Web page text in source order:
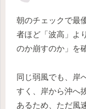
朝のチェックで最
者ほど「波高」よ
のか崩すのか」を
同じ弱風でも、岸
すく、岸から沖へ
あるため、ただ風